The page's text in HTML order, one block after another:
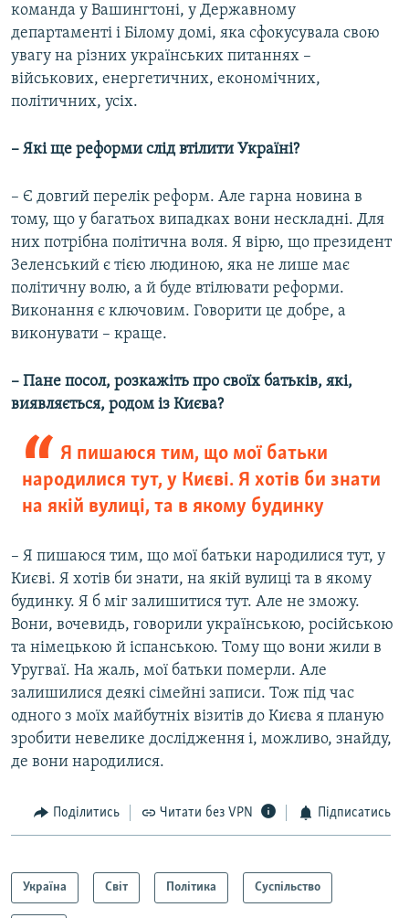
команда у Вашингтоні, у Державному
департаменті і Білому домі, яка сфокусувала свою
увагу на різних українських питаннях –
військових, енергетичних, економічних,
політичних, усіх.
– Які ще реформи слід втілити Україні?
– Є довгий перелік реформ. Але гарна новина в
тому, що у багатьох випадках вони нескладні. Для
них потрібна політична воля. Я вірю, що президент
Зеленський є тією людиною, яка не лише має
політичну волю, а й буде втілювати реформи.
Виконання є ключовим. Говорити це добре, а
виконувати – краще.
– Пане посол, розкажіть про своїх батьків, які,
виявляється, родом із Києва?
Я пишаюся тим, що мої батьки
народилися тут, у Києві. Я хотів би знати
на якій вулиці, та в якому будинку
– Я пишаюся тим, що мої батьки народилися тут, у
Києві. Я хотів би знати, на якій вулиці та в якому
будинку. Я б міг залишитися тут. Але не зможу.
Вони, вочевидь, говорили українською, російською
та німецькою й іспанською. Тому що вони жили в
Уругваї. На жаль, мої батьки померли. Але
залишилися деякі сімейні записи. Тож під час
одного з моїх майбутніх візитів до Києва я планую
зробити невелике дослідження і, можливо, знайду,
де вони народилися.
Поділитись Читати без VPN Підписатись
Україна Світ Політика Суспільство